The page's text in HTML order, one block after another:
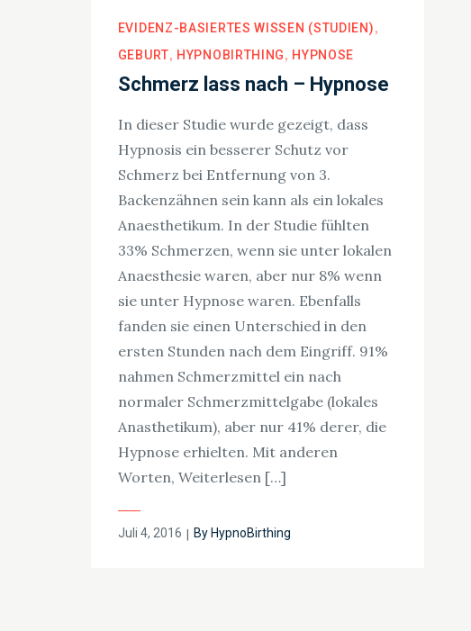
EVIDENZ-BASIERTES WISSEN (STUDIEN)
GEBURT
HYPNOBIRTHING HYPNOSE
Schmerz lass nach – Hypnose
In dieser Studie wurde gezeigt, dass
Hypnosis ein besserer Schutz vor
Schmerz bei Entfernung von 3.
Backenzähnen sein kann als ein lokales
Anaesthetikum. In der Studie fühlten
33% Schmerzen, wenn sie unter lokalen
Anaesthesie waren, aber nur 8% wenn
sie unter Hypnose waren. Ebenfalls
fanden sie einen Unterschied in den
ersten Stunden nach dem Eingriff. 91%
nahmen Schmerzmittel ein nach
normaler Schmerzmittelgabe (lokales
Anasthetikum), aber nur 41% derer, die
Hypnose erhielten. Mit anderen
Worten, Weiterlesen […]
Posted
Juli 4, 2016 By HypnoBirthing